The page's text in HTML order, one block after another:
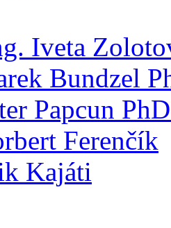
Iveta
Bundzel
Papcun
Ferenčík
Kajáti